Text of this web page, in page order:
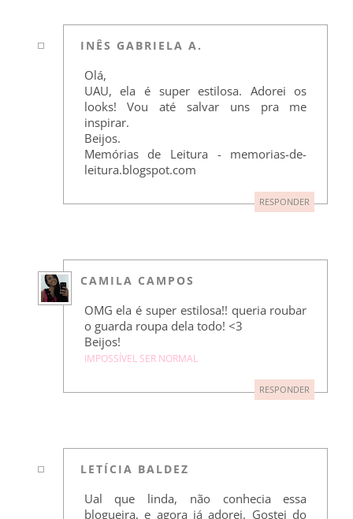
INÊS GABRIELA A.
Olá,
UAU, ela é super estilosa. Adorei os
looks! Vou até salvar uns pra me
inspirar.
Beijos.
Memórias de Leitura - memorias-de-
leitura.blogspot.com
RESPONDER
CAMILA CAMPOS
OMG ela é super estilosa!! queria roubar
o guarda roupa dela todo! <3
Beijos!
IMPOSSÍVEL SER NORMAL
RESPONDER
LETÍCIA BALDEZ
Ual que linda, não conhecia essa
blogueira, e agora já adorei. Gostei do